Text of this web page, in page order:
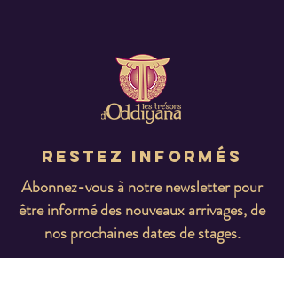
Restez informés
Abonnez-vous à notre newsletter pour
être informé des nouveaux arrivages, de
nos prochaines dates de stages.